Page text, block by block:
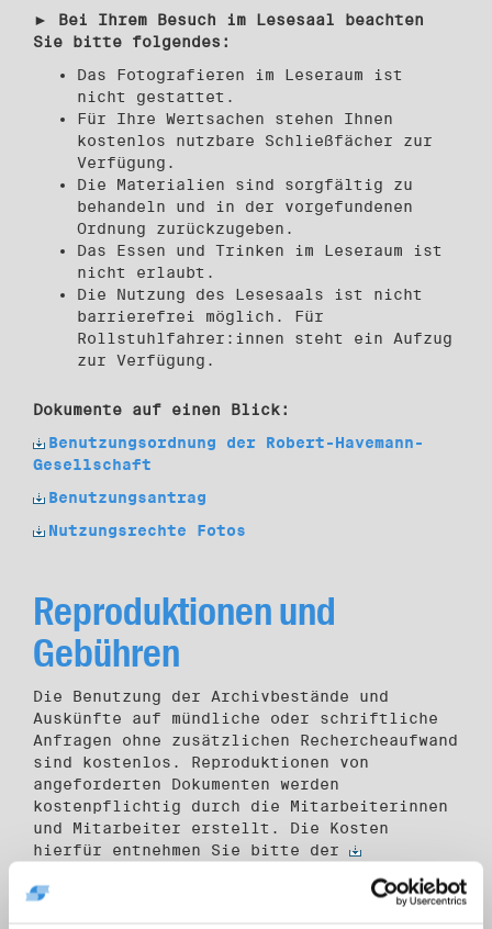
► Bei Ihrem Besuch im Lesesaal beachten
Sie bitte folgendes :
Das Fotografieren im Leseraum ist
nicht gestattet.
Für Ihre Wertsachen stehen Ihnen
kostenlos nutzbare Schließfächer zur
Verfügung.
Die Materialien sind sorgfältig zu
behandeln und in der vorgefundenen
Ordnung zurückzugeben.
Das Essen und Trinken im Leseraum ist
nicht erlaubt.
Die Nutzung des Lesesaals ist nicht
barrierefrei möglich. Für
Rollstuhlfahrer:innen steht ein Aufzug
zur Verfügung.
Dokumente auf einen Blick:
Benutzungsordnung der Robert-Havemann-
Gesellschaft
Benutzungsantrag
Nutzungsrechte Fotos
Reproduktionen und
Gebühren
Die Benutzung der Archivbestände und
Auskünfte auf mündliche oder schriftliche
Anfragen ohne zusätzlichen Rechercheaufwand
sind kostenlos. Reproduktionen von
angeforderten Dokumenten werden
kostenpflichtig durch die Mitarbeiterinnen
und Mitarbeiter erstellt. Die Kosten
hierfür entnehmen Sie bitte der